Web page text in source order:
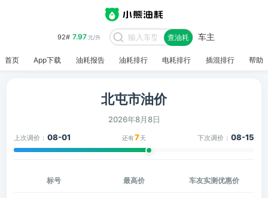
92# 7.97元/升 查油耗 车主
首页 App下载 油耗报告 油耗排行 电耗排行 插混排行 帮助
北屯市油价
2026年8月8日
上次调价： 08-01 还有7天 下次调价： 08-15
标号 最高价 车友实测优惠价